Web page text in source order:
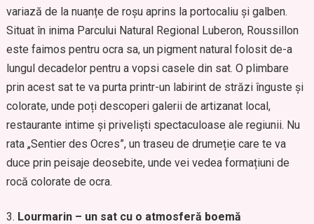
variază de la nuanțe de roșu aprins la portocaliu și galben.
Situat în inima Parcului Natural Regional Luberon, Roussillon
este faimos pentru ocra sa, un pigment natural folosit de-a
lungul decadelor pentru a vopsi casele din sat. O plimbare
prin acest sat te va purta printr-un labirint de străzi înguste și
colorate, unde poți descoperi galerii de artizanat local,
restaurante intime și priveliști spectaculoase ale regiunii. Nu
rata „Sentier des Ocres”, un traseu de drumeție care te va
duce prin peisaje deosebite, unde vei vedea formațiuni de
rocă colorate de ocra.
Lourmarin – un sat cu o atmosferă boemă